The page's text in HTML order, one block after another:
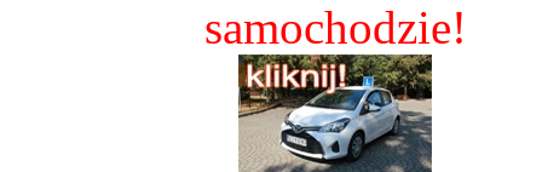
samochodzie!